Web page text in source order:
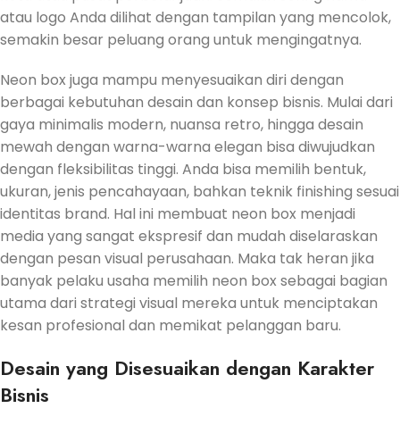
atau logo Anda dilihat dengan tampilan yang mencolok,
semakin besar peluang orang untuk mengingatnya.
Neon box juga mampu menyesuaikan diri dengan
berbagai kebutuhan desain dan konsep bisnis. Mulai dari
gaya minimalis modern, nuansa retro, hingga desain
mewah dengan warna-warna elegan bisa diwujudkan
dengan fleksibilitas tinggi. Anda bisa memilih bentuk,
ukuran, jenis pencahayaan, bahkan teknik finishing sesuai
identitas brand. Hal ini membuat neon box menjadi
media yang sangat ekspresif dan mudah diselaraskan
dengan pesan visual perusahaan. Maka tak heran jika
banyak pelaku usaha memilih neon box sebagai bagian
utama dari strategi visual mereka untuk menciptakan
kesan profesional dan memikat pelanggan baru.
Desain yang Disesuaikan dengan Karakter
Bisnis